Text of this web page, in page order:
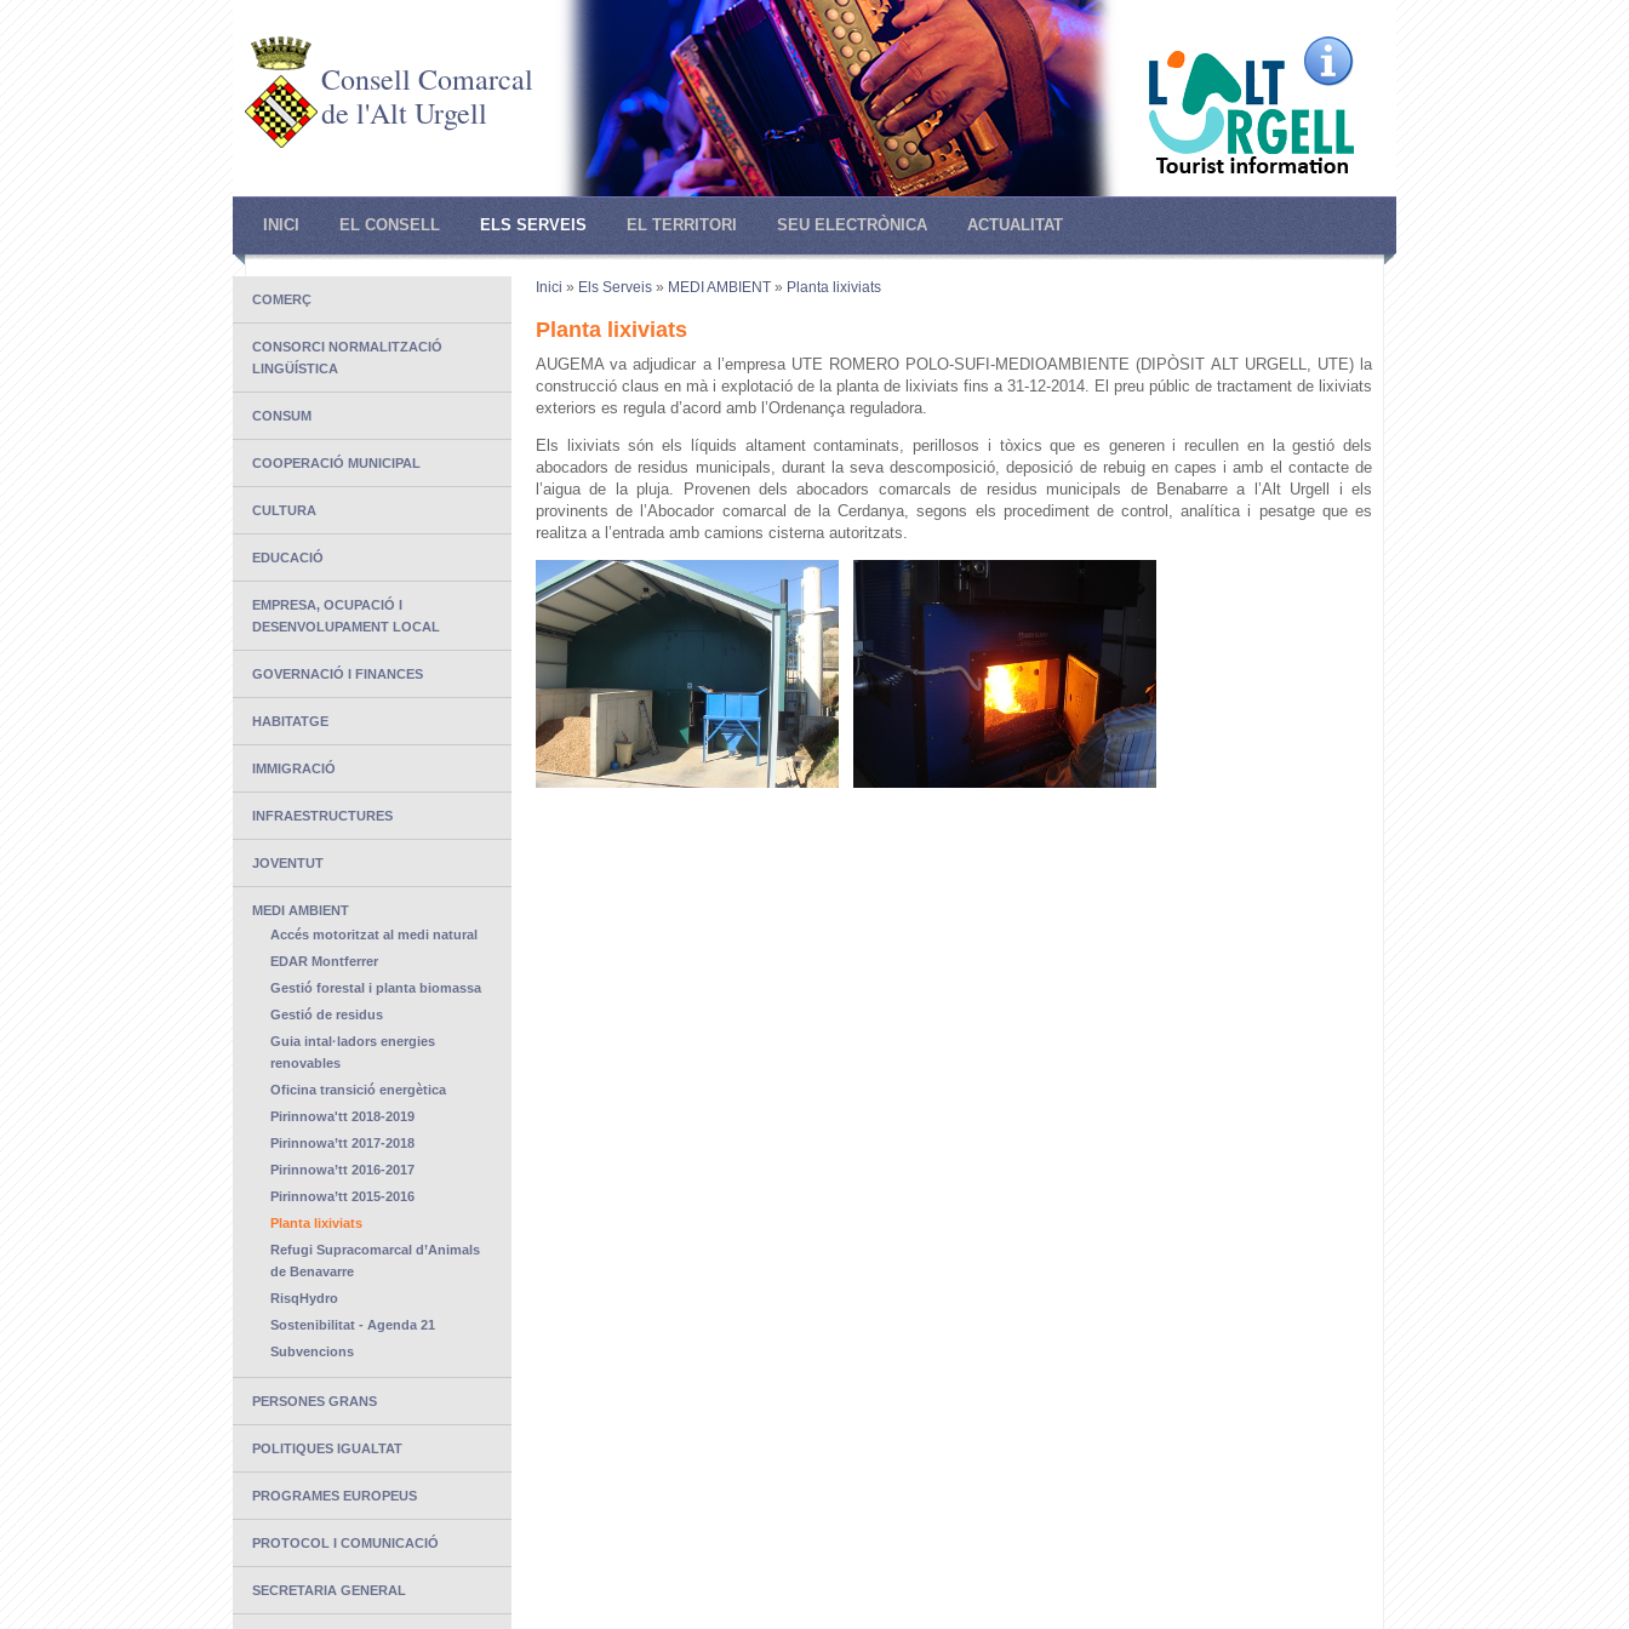
Consell Comarcal
de l'Alt Urgell
INICI EL CONSELL ELS SERVEIS EL TERRITORI SEU ELECTRÒNICA ACTUALITAT
COMERÇ
CONSORCI NORMALITZACIÓ
LINGÜÍSTICA
CONSUM
COOPERACIÓ MUNICIPAL
CULTURA
EDUCACIÓ
EMPRESA, OCUPACIÓ I
DESENVOLUPAMENT LOCAL
GOVERNACIÓ I FINANCES
HABITATGE
IMMIGRACIÓ
INFRAESTRUCTURES
JOVENTUT
MEDI AMBIENT
Accés motoritzat al medi natural
EDAR Montferrer
Gestió forestal i planta biomassa
Gestió de residus
Guia intal·ladors energies
renovables
Oficina transició energètica
Pirinnowa'tt 2018-2019
Pirinnowa’tt 2017-2018
Pirinnowa’tt 2016-2017
Pirinnowa’tt 2015-2016
Planta lixiviats
Refugi Supracomarcal d’Animals
de Benavarre
RisqHydro
Sostenibilitat - Agenda 21
Subvencions
PERSONES GRANS
POLITIQUES IGUALTAT
PROGRAMES EUROPEUS
PROTOCOL I COMUNICACIÓ
SECRETARIA GENERAL
Inici » Els Serveis » MEDI AMBIENT » Planta lixiviats
Planta lixiviats
AUGEMA va adjudicar a l’empresa UTE ROMERO POLO-SUFI-MEDIOAMBIENTE (DIPÒSIT ALT URGELL, UTE) la
construcció claus en mà i explotació de la planta de lixiviats fins a 31-12-2014. El preu públic de tractament de lixiviats
exteriors es regula d’acord amb l’Ordenança reguladora.
Els lixiviats són els líquids altament contaminats, perillosos i tòxics que es generen i recullen en la gestió dels
abocadors de residus municipals, durant la seva descomposició, deposició de rebuig en capes i amb el contacte de
l’aigua de la pluja. Provenen dels abocadors comarcals de residus municipals de Benabarre a l’Alt Urgell i els
provinents de l’Abocador comarcal de la Cerdanya, segons els procediment de control, analítica i pesatge que es
realitza a l’entrada amb camions cisterna autoritzats.